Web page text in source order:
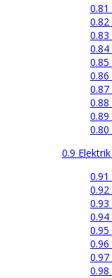
0.83
0.84
0.85
0.86
0.87
0.89
0.80
0.9 Elektrik
0.93